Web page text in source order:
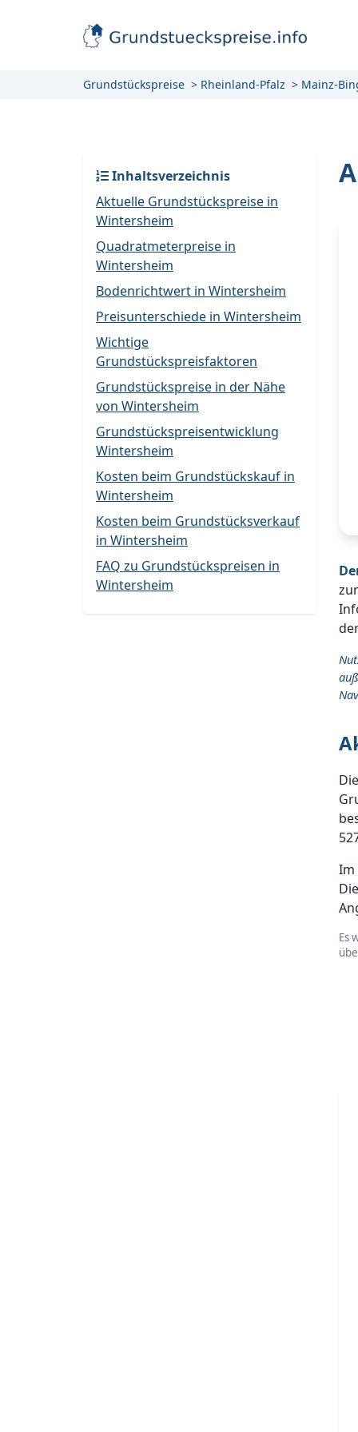
Grundstückspreise Rheinland-Pfalz Mainz-
Inhaltsverzeichnis
Aktuelle Grundstückspreise in
Wintersheim
Quadratmeterpreise in
Wintersheim
Bodenrichtwert in Wintersheim
Preisunterschiede in Wintersheim
Wichtige
Grundstückspreisfaktoren
Grundstückspreise in der Nähe
von Wintersheim
Grundstückspreisentwicklung
Wintersheim
Kosten beim Grundstückskauf in
Wintersheim
Kosten beim Grundstücksverkauf
in Wintersheim
FAQ zu Grundstückspreisen in
Wintersheim
Im
Es